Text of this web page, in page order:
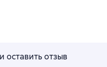
оставить отзыв